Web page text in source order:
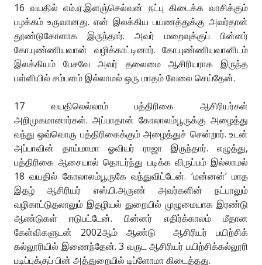
16 வயதில் எம்.ஏ.இளஞ்செல்வன் நட்பு கிடைக்க வாசிக்கும்
பழக்கம் உருவானது. என் இலக்கிய பயணத்துக்கு அவர்தான்
தூண்டுகோளாக இருந்தார். அவர் மறைவுக்குப் பின்னர்
கோ.புண்ணியவான் வழிக்காட்டினார். கோ.புண்ணியவானிடம்
இலக்கியம் பேசவே அவர் தலைமை ஆசிரியராக இருந்த
பள்ளியில் சம்பளம் இல்லாமல் ஒரு மாதம் வேலை செய்தேன்.
17 வயதிலெல்லாம் பத்திரிகை ஆசிரியர்கள்
அறிமுகமானார்கள். அப்பாதான் கோலாலம்பூருக்கு அழைத்து
வந்து ஒவ்வொரு பத்திரிகைக்கும் அழைத்துச் சென்றார். உடன்
அப்பாவின் தாய்மாமா ஓவியர் ராஜா இருந்தார். எழுத்து,
பத்திரிகை ஆசையால் தொடர்ந்து படிக்க விருப்பம் இல்லாமல்
18 வயதில் கோலாலம்பூருகே வந்துவிட்டேன். ‘மன்னன்’ மாத
இதழ் ஆசிரியர் எஸ்.பி.அருண் அவர்களின் நட்பாலும்
வழிகாட்டுதலாலும் இதழியல் துறையில் முழுமையாக இரண்டு
ஆண்டுகள் ஈடுபட்டேன். பின்னர் எதிர்க்காலம் மீதான
கேள்விகளுடன் 2002ஆம் ஆண்டு ஆசிரியர் பயிற்சிக்
கல்லூரியில் இணைந்தேன். 3 வருட ஆசிரியர் பயிற்சிக்கல்லூரி
படிப்புக்குப் பின் அத்துறையில் டிப்ளோமா கிடைத்தது.